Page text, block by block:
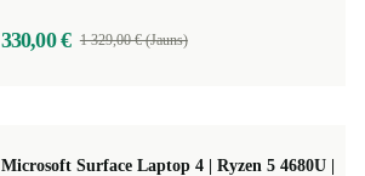
330,00 € 1 329,00 € (Jauns)
Microsoft Surface Laptop 4 | Ryzen 5 4680U |